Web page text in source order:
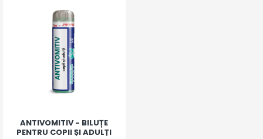
ANTIVOMITIV - BILUȚE
PENTRU COPII ȘI ADULȚI